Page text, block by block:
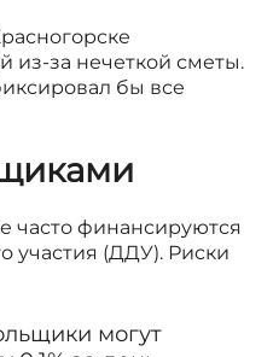
из-за нечеткой сметы.
бы все
часто финансируются
участия (ДДУ). Риски
могут